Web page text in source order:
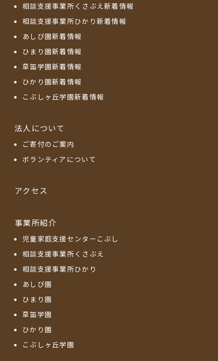
相談支援事業所くさぶえ新着情報
相談支援事業所ひかり新着情報
あしび園新着情報
ひまり園新着情報
草笛学園新着情報
ひかり園新着情報
こぶしヶ丘学園新着情報
法人について
ご寄付のご案内
ボランティアについて
アクセス
事業所紹介
児童家庭支援センターこぶし
相談支援事業所くさぶえ
相談支援事業所ひかり
あしび園
ひまり園
草笛学園
ひかり園
こぶしヶ丘学園